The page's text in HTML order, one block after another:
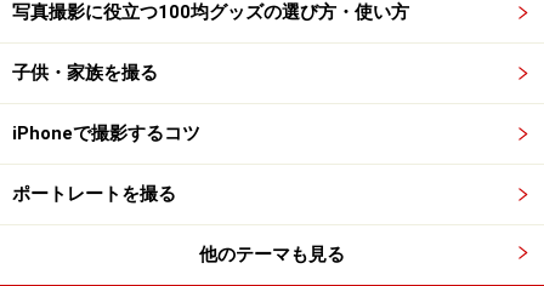
オートフォーカスでピントを合わせる場合、ピントを合
わせる基準となるフォーカスポイントという基準点がカ
対し、フォーカスポイント上にあるものをひとつ自動的
に選びそこにピント合わせを行います。
画面の中には、ピントが合う対象となる被写体がたくさ
んあります。オートフォーカスは、そのどこかにピント
写真撮影に役立つ100均グッズの選び方・使い方
子供・家族を撮る
iPhoneで撮影するコツ
ポートレートを撮る
他のテーマも見る